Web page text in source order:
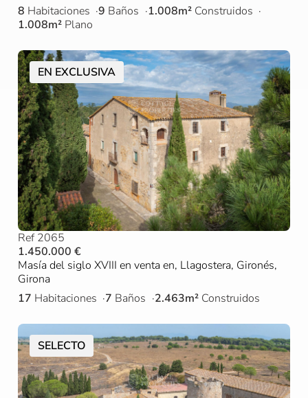
8 Habitaciones 9 Baños 1.008m² Construidos
1.008m² Plano
EN EXCLUSIVA
Ref 2065
1.450.000 €
Masía del siglo XVIII en venta en, Llagostera, Gironés,
Girona
17 Habitaciones 7 Baños 2.463m² Construidos
SELECTO